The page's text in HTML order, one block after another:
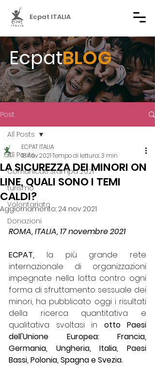
Ecpat ITALIA
EcpatBLOG
Post
All Posts
Comunicati Stampa 2021
turismo
Volontariato
Donazioni
All Posts
LA SICUREZZA DEI MINORI ON
LINE, QUALI SONO I TEMI
CALDI?
ECPAT ITALIA
18 nov 2021Tempo di lettura: 3 min
Aggiornamento: 24 nov 2021
ROMA, ITALIA, 17 novembre 2021
ECPAT, la più grande rete
internazionale di organizzazioni
impegnate nella lotta contro ogni
forma di sfruttamento sessuale dei
minori, ha pubblicato oggi i risultati
della ricerca quantitativa e
qualitativa svoltasi in otto Paesi
dell'Unione Europea: Francia,
Germania, Ungheria, Italia, Paesi
Bassi, Polonia, Spagna e Svezia.